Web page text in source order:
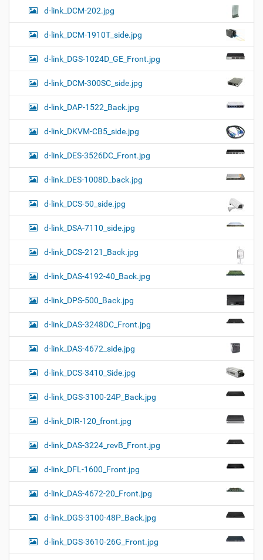
d-link_DCM-202.jpg
d-link_DCM-1910T_side.jpg
d-link_DGS-1024D_GE_Front.jpg
d-link_DCM-300SC_side.jpg
d-link_DAP-1522_Back.jpg
d-link_DKVM-CB5_side.jpg
d-link_DES-3526DC_Front.jpg
d-link_DES-1008D_back.jpg
d-link_DCS-50_side.jpg
d-link_DSA-7110_side.jpg
d-link_DCS-2121_Back.jpg
d-link_DAS-4192-40_Back.jpg
d-link_DPS-500_Back.jpg
d-link_DAS-3248DC_Front.jpg
d-link_DAS-4672_side.jpg
d-link_DCS-3410_Side.jpg
d-link_DGS-3100-24P_Back.jpg
d-link_DIR-120_front.jpg
d-link_DAS-3224_revB_Front.jpg
d-link_DFL-1600_Front.jpg
d-link_DAS-4672-20_Front.jpg
d-link_DGS-3100-48P_Back.jpg
d-link_DGS-3610-26G_Front.jpg